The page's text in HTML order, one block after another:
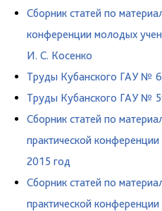
Сборник статей по
конференции молодых
И. С. Косенко
Труды Кубанского ГАУ №
Труды Кубанского ГАУ №
Сборник статей по
практической
2015 год
Сборник статей по
практической